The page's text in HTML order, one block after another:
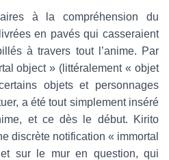
à la compréhension du
en pavés qui casseraient
à travers tout l’anime. Par
object » (littéralement « objet
objets et personnages
a été tout simplement inséré
et ce dès le début. Kirito
discrète notification « immortal
sur le mur en question, qui